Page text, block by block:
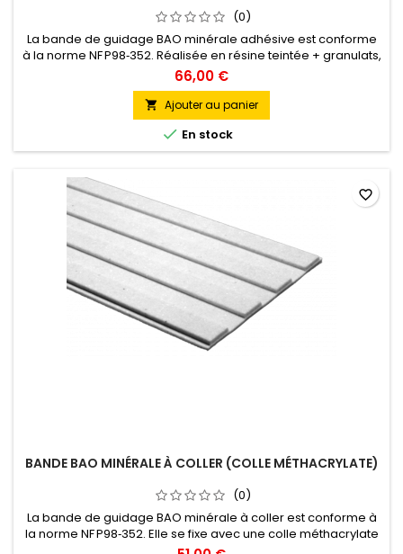
(0)
La bande de guidage BAO minérale adhésive est conforme
à la norme NF P98‑352. Réalisée en résine teintée + granulats,
elle offre un aspect pierre naturel. Dotée d’un adhésif épais
préposé, elle se pose facilement sans colle. Antidérapante,
résistante aux UV et au trafic, elle est idéale pour ERP,
trottoirs, espaces publics. Dimensions 220 × 1000 mm,...
66,00 €
 Ajouter au panier
 En stock
BANDE BAO MINÉRALE À COLLER (COLLE MÉTHACRYLATE)
(0)
La bande de guidage BAO minérale à coller est conforme à
la norme NF P98‑352. Elle se fixe avec une colle méthacrylate
bicomposant (non fournie) sur sol béton, enrobé ou
favorite_border